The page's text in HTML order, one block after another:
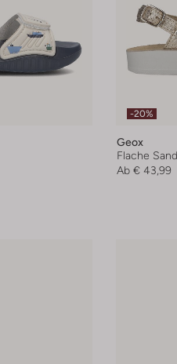
-20%
Geox
Flache
Ab € 43,99